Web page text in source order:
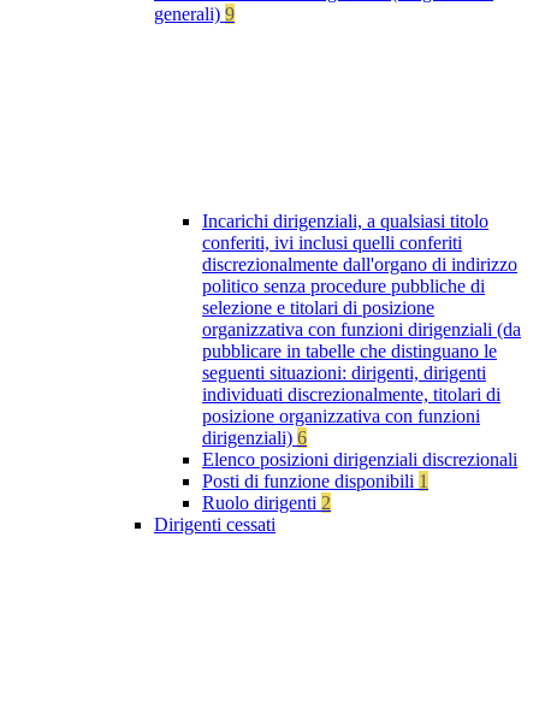
generali) 9
Incarichi dirigenziali, a qualsiasi titolo
conferiti, ivi inclusi quelli conferiti
discrezionalmente dall'organo di indirizzo
politico senza procedure pubbliche di
selezione e titolari di posizione
organizzativa con funzioni dirigenziali (da
pubblicare in tabelle che distinguano le
seguenti situazioni: dirigenti, dirigenti
individuati discrezionalmente, titolari di
posizione organizzativa con funzioni
dirigenziali) 6
Elenco posizioni dirigenziali discrezionali
Posti di funzione disponibili 1
Ruolo dirigenti 2
Dirigenti cessati